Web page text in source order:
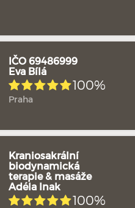
IČO 69486999
Eva Bílá
100%
Praha
Kraniosakrální
biodynamická
terapie & masáže
Adéla Inak
100%